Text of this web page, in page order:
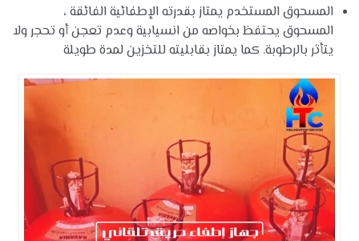
المسحوق المستخدم يمتاز بقدرته الإطفائية الفائقة ،
المسحوق يحتفظ بخواصه من انسيابية وعدم تعجن أو تحجر ولا
يتأثر بالرطوبة. كما يمتاز بقابليته للتخزين لمدة طويلة